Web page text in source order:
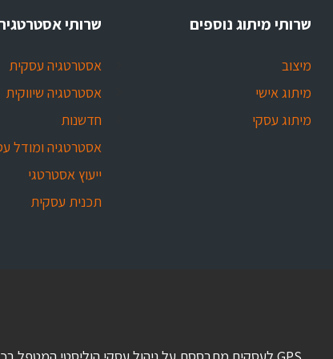
שרותי מיתוג נוספים
מיצוב
מיתוג אישי
מיתוג עסקי
שרותי
אסטרטגיה עסקית
אסטרטגיה שיווקית
חדשנות
אסטרטגיה ומודל
ייעוץ אסטרטגי
תכנית עסקית